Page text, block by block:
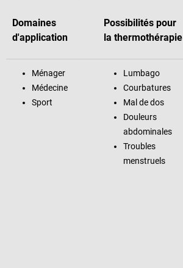
Domaines
d'application
Possibilités pour
la thermothérapie
Ménager
Médecine
Sport
Lumbago
Courbatures
Mal de dos
Douleurs
abdominales
Troubles
menstruels